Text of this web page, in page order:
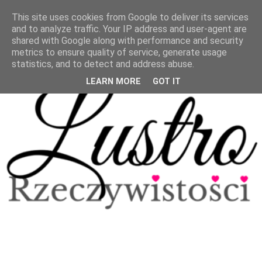
This site uses cookies from Google to deliver its services
and to analyze traffic. Your IP address and user-agent are
shared with Google along with performance and security
metrics to ensure quality of service, generate usage
statistics, and to detect and address abuse.
LEARN MORE GOT IT